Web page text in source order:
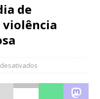
de
violência